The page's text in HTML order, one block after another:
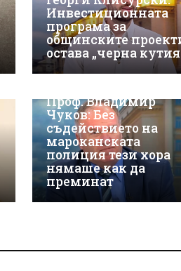
Инвестиционната
програма за
общинските
остава „черна кутия
Проф. Владимир
Чуков: Без
съдействието на
мароканската
полиция тези хора
нямаше как да
преминат